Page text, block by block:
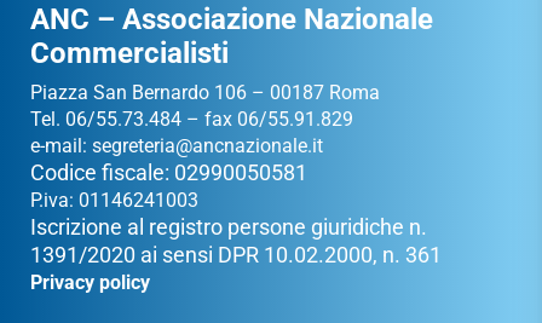
ANC – Associazione Nazionale
Commercialisti
Piazza San Bernardo 106 – 00187 Roma
Tel. 06/55.73.484 – fax 06/55.91.829
e-mail: segreteria@ancnazionale.it
Codice fiscale: 02990050581
P.iva: 01146241003
Iscrizione al registro persone giuridiche n.
1391/2020 ai sensi DPR 10.02.2000, n. 361
Privacy policy